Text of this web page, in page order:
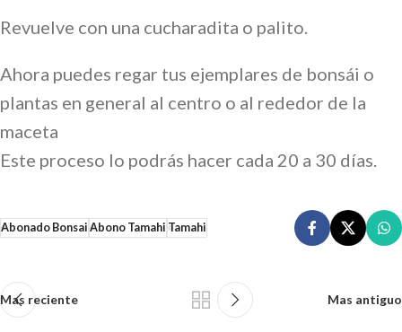
Revuelve con una cucharadita o palito.
Ahora puedes regar tus ejemplares de bonsái o
plantas en general al centro o al rededor de la
maceta
Este proceso lo podrás hacer cada 20 a 30 días.
Abonado Bonsai Abono Tamahi Tamahi
Mas reciente Mas antiguo